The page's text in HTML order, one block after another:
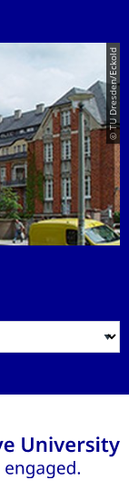
© TU Dresden/Eckold